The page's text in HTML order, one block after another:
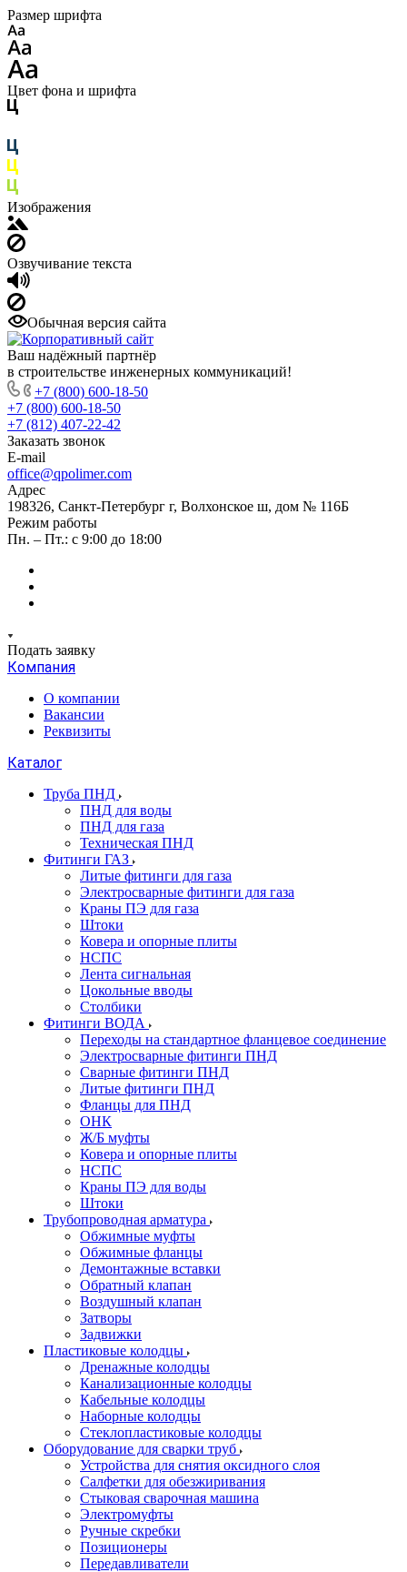
Размер шрифта
Цвет фона и шрифта
Изображения
Озвучивание текста
Обычная версия сайта
Ваш надёжный партнёр
в строительстве инженерных коммуникаций!
+7 (800) 600-18-50
+7 (800) 600-18-50
+7 (812) 407-22-42
Заказать звонок
E-mail
office@qpolimer.com
Адрес
198326, Санкт-Петербург г, Волхонское ш, дом № 116Б
Режим работы
Пн. – Пт.: с 9:00 до 18:00
Подать заявку
Компания
О компании
Вакансии
Реквизиты
Каталог
Труба ПНД
ПНД для воды
ПНД для газа
Техническая ПНД
Фитинги ГАЗ
Литые фитинги для газа
Электросварные фитинги для газа
Краны ПЭ для газа
Штоки
Ковера и опорные плиты
НСПС
Лента сигнальная
Цокольные вводы
Столбики
Фитинги ВОДА
Переходы на стандартное фланцевое соединение
Электросварные фитинги ПНД
Сварные фитинги ПНД
Литые фитинги ПНД
Фланцы для ПНД
ОНК
Ж/Б муфты
Ковера и опорные плиты
НСПС
Краны ПЭ для воды
Штоки
Трубопроводная арматура
Обжимные муфты
Обжимные фланцы
Демонтажные вставки
Обратный клапан
Воздушный клапан
Затворы
Задвижки
Пластиковые колодцы
Дренажные колодцы
Канализационные колодцы
Кабельные колодцы
Наборные колодцы
Стеклопластиковые колодцы
Оборудование для сварки труб
Устройства для снятия оксидного слоя
Салфетки для обезжиривания
Стыковая сварочная машина
Электромуфты
Ручные скребки
Позиционеры
Передавливатели